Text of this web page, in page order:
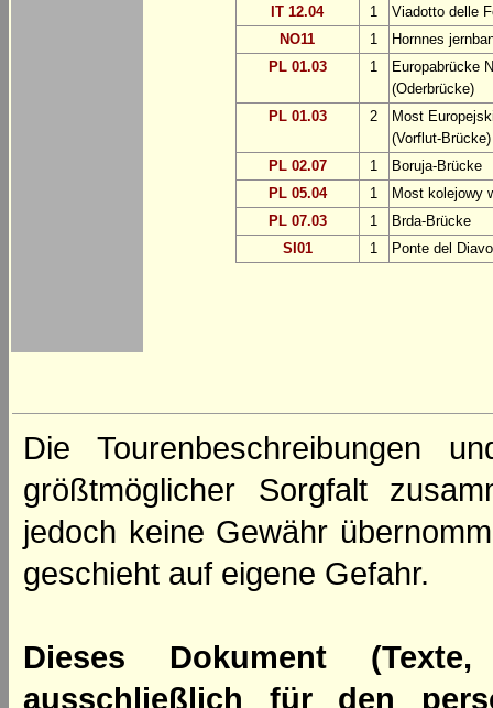
IT 12.04
1
Viadotto delle
NO11
1
Hornnes
PL 01.03
1
Europabrücke
(Oderbrücke)
PL 01.03
2
Most
(Vorflut-Brücke)
PL 02.07
1
Boruja-Brücke
PL 05.04
1
Most kolejowy
PL 07.03
1
Brda-Brücke
SI01
1 Ponte del
Die Tourenbeschreibungen
größtmöglicher Sorgfalt
jedoch keine Gewähr
geschieht auf eigene Gefahr.
Dieses Dokument
ausschließlich für den